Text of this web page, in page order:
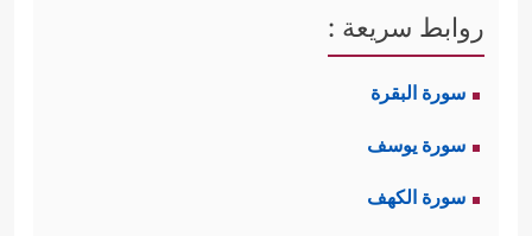
روابط سريعة :
سورة البقرة
سورة يوسف
سورة الكهف